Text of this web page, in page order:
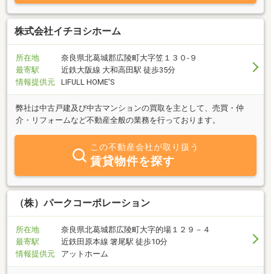
株式会社イチヨシホーム
所在地
奈良県北葛城郡広陵町大字笠１３０‐９
最寄駅
近鉄大阪線 大和高田駅 徒歩35分
情報提供元
LIFULL HOME'S
弊社は中古戸建及び中古マンションの買取を主として、売買・仲
介・リフォームなど不動産全般の業務を行っております。
この不動産会社が取り扱う
賃貸物件を探す
（株）パークコーポレーション
所在地
奈良県北葛城郡広陵町大字的場１２９－４
最寄駅
近鉄田原本線 箸尾駅 徒歩10分
情報提供元
アットホーム